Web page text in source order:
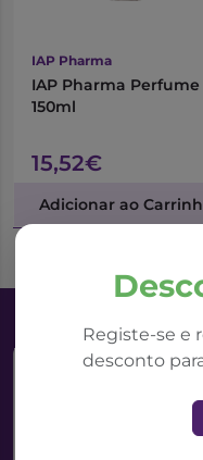
Registe-se e
desconto
IAP Pharma
IAP Pharma Perfume
150ml
15,52€
Adicionar ao